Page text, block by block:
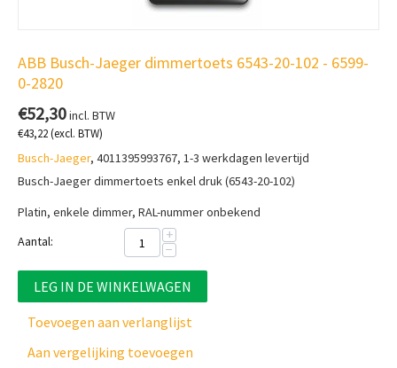
ABB Busch-Jaeger dimmertoets 6543-20-102 - 6599-
0-2820
€52,30incl. BTW
€43,22(excl. BTW)
Busch-Jaeger, 4011395993767, 1-3 werkdagen levertijd
Busch-Jaeger dimmertoets enkel druk (6543-20-102)
Platin, enkele dimmer, RAL-nummer onbekend
Aantal:
+
−
LEG IN DE WINKELWAGEN
Toevoegen aan verlanglijst
Aan vergelijking toevoegen